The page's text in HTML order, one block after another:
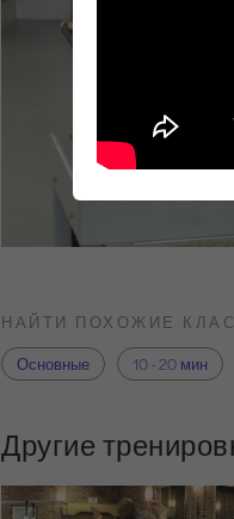
НАЙТИ ПОХОЖИЕ
Основные
10 - 20 мин
Другие